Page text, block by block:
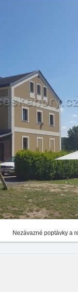
Nezávazné poptávky a